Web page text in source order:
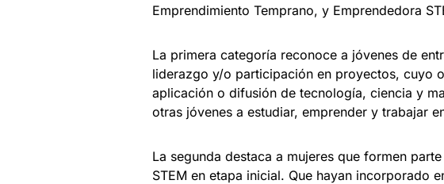
Emprendimiento Temprano, y Emprendedora
La primera categoría reconoce a jóvenes de
liderazgo y/o participación en proyectos, cuyo
aplicación o difusión de tecnología, ciencia y
otras jóvenes a estudiar, emprender y trabajar
La segunda destaca a mujeres que formen
STEM en etapa inicial. Que hayan incorporado